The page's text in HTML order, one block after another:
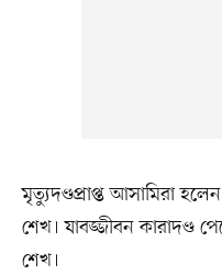
মৃত্যুদণ্ডপ্রাপ্ত আসামিরা
শেখ। যাবজ্জীবন কারাদণ্ড
শেখ।